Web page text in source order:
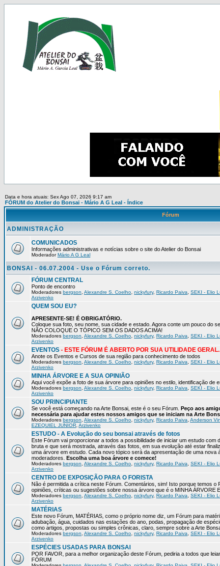
Data e hora atuais: Sex Ago 07, 2026 9:17 am
FÓRUM do Atelier do Bonsai - Mário A G Leal - Índice
Fórum
ADMINISTRAÇÃO
COMUNICADOS
Informações administrativas e notícias sobre o site do Atelier do Bonsai
ModeradorMário A G Leal
BONSAI - 06.07.2004 - Use o Fórum correto.
FÓRUM CENTRAL
Ponto de encontro
Moderadores bergson Alexandre S. Coelho nickyfury, Ricardo Paiva
SEKI - Elio
Arzivenko
QUEM SOU EU?
APRESENTE-SE! É OBRIGATÓRIO.
Coloque sua foto, seu nome, sua cidade e estado. Agora conte um pouco do
NÃO COLOQUE O TÓPICO SEM OS DADOS ACIMA!
Moderadores bergson Alexandre S. Coelho nickyfury, Ricardo Paiva
SEKI - Elio
Arzivenko
EVENTOS - ESTE FÓRUM É ABERTO POR SUA UTILIDADE GERAL.
Anote os Eventos e Cursos de sua região para conhecimento de todos
Moderadores bergson Alexandre S. Coelho nickyfury, Ricardo Paiva
SEKI - Elio
Arzivenko
MINHA ÁRVORE E A SUA OPINIÃO
Aqui você expõe a foto de sua árvore para opiniões no estilo, identificação de
Moderadores bergson Alexandre S. Coelho nickyfury, Ricardo Paiva
SEKI - Elio
Arzivenko
SOU PRINCIPIANTE
Se você está começando na Arte Bonsai, este é o seu Fórum. Peço aos
necessária para ajudar estes nossos amigos que se iniciam na Arte
Moderadores bergson Alexandre S. Coelho nickyfury, Ricardo Paiva Anderson
EZEQUIEL JUNIOR Arzivenko
ESTUDO - A Evolução do seu bonsai através de fotos
Este Fórum vai proporcionar a todos a possibilidade de iniciar um estudo com
bruta e que será mostrada, através das fotos, em sua evolução até estar
uma árvore em estudo. Cada novo tópico será da apresentação de uma
moderadores. Escolha uma boa árvore e comece!
Moderadores bergson Alexandre S. Coelho nickyfury, Ricardo Paiva
SEKI - Elio
Arzivenko
CENTRO DE EXPOSIÇÃO PARA O FORISTA
Não é permitida a crítica neste Fórum. Comentários, sim! Isto porque temos
opiniões, críticas ou sugestões sobre nossa árvore que é o MINHA ÁRVORE
Moderadores bergson Alexandre S. Coelho nickyfury, Ricardo Paiva
SEKI - Elio
Arzivenko
MATÉRIAS
Este novo Fórum, MATÉRIAS, como o próprio nome diz, um Fórum para
adubação, água, cuidados nas estações do ano, podas, propagação de
como artigos, propostas ou simples crônicas, claro, sempre sobre a Arte
Moderadores bergson Alexandre S. Coelho nickyfury, Ricardo Paiva
SEKI - Elio
Arzivenko
ESPÉCIES USADAS PARA BONSAI
POR FAVOR, para a melhor organização deste Fórum, pediria a todos que
FÓRUM